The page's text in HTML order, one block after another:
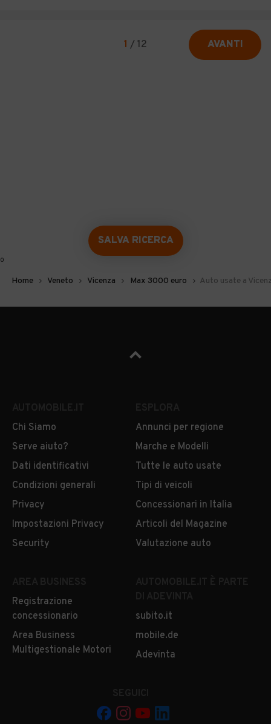
1 / 12 AVANTI
SALVA RICERCA
0
Home Veneto Vicenza Max 3000 euro Auto usate a
Chi Siamo
Serve aiuto?
Dati identificativi
Condizioni generali
Privacy
Impostazioni Privacy
Security
Annunci per regione
Marche e Modelli
Tutte le auto usate
Tipi di veicoli
Concessionari in Italia
Articoli del Magazine
Valutazione auto
Registrazione
concessionario
Area Business
Multigestionale Motori
subito.it
mobile.de
Adevinta